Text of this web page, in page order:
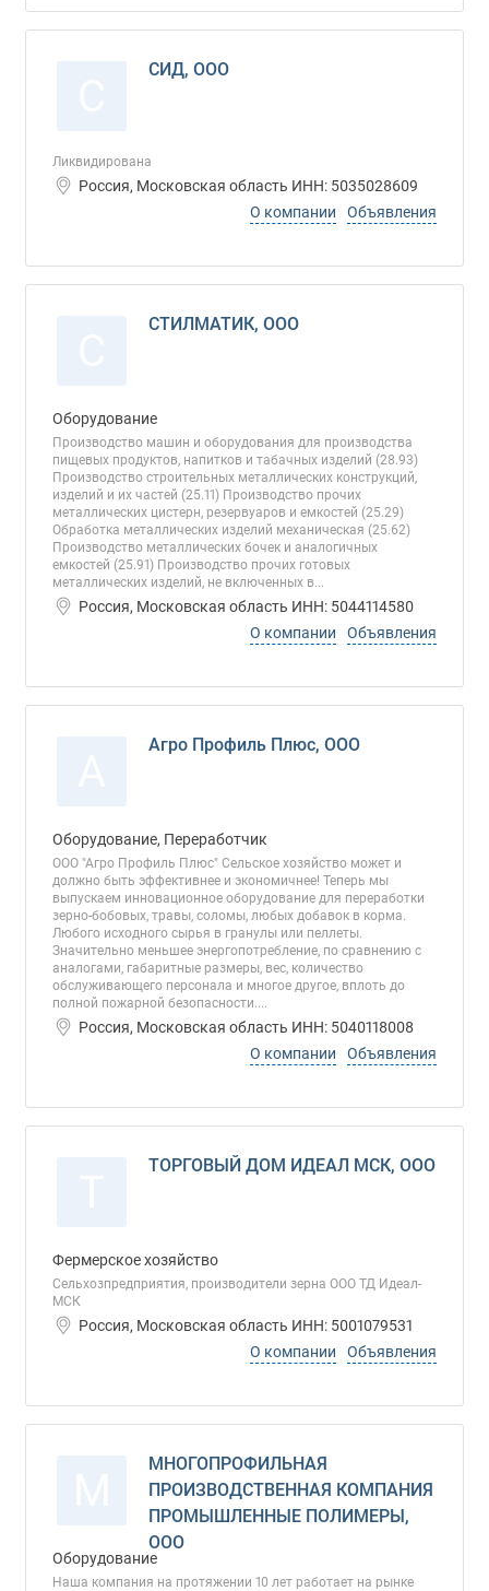
СИД, ООО
Ликвидирована
Россия, Московская область ИНН: 5035028609
О компании
Объявления
СТИЛМАТИК, ООО
Оборудование
Производство машин и оборудования для производства
пищевых продуктов, напитков и табачных изделий (28.93)
Производство строительных металлических конструкций,
изделий и их частей (25.11) Производство прочих
металлических цистерн, резервуаров и емкостей (25.29)
Обработка металлических изделий механическая (25.62)
Производство металлических бочек и аналогичных
емкостей (25.91) Производство прочих готовых
металлических изделий, не включенных в...
Россия, Московская область ИНН: 5044114580
О компании
Объявления
Агро Профиль Плюс, ООО
Оборудование, Переработчик
ООО "Агро Профиль Плюс" Сельское хозяйство может и
должно быть эффективнее и экономичнее! Теперь мы
выпускаем инновационное оборудование для переработки
зерно-бобовых, травы, соломы, любых добавок в корма.
Любого исходного сырья в гранулы или пеллеты.
Значительно меньшее энергопотребление, по сравнению с
аналогами, габаритные размеры, вес, количество
обслуживающего персонала и многое другое, вплоть до
полной пожарной безопасности....
Россия, Московская область ИНН: 5040118008
О компании
Объявления
ТОРГОВЫЙ ДОМ ИДЕАЛ МСК, ООО
Фермерское хозяйство
Сельхозпредприятия, производители зерна ООО ТД Идеал-
МСК
Россия, Московская область ИНН: 5001079531
О компании
Объявления
МНОГОПРОФИЛЬНАЯ
ПРОИЗВОДСТВЕННАЯ КОМПАНИЯ
ПРОМЫШЛЕННЫЕ ПОЛИМЕРЫ,
ООО
Оборудование
Наша компания на протяжении 10 лет работает на рынке